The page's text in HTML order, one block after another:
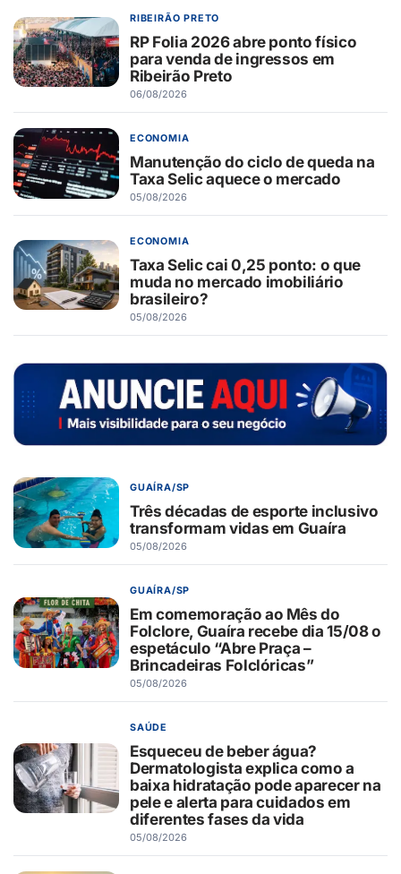
RIBEIRÃO PRETO
RP Folia 2026 abre ponto físico
para venda de ingressos em
Ribeirão Preto
06/08/2026
ECONOMIA
Manutenção do ciclo de queda na
Taxa Selic aquece o mercado
05/08/2026
ECONOMIA
Taxa Selic cai 0,25 ponto: o que
muda no mercado imobiliário
brasileiro?
05/08/2026
GUAÍRA/SP
Três décadas de esporte inclusivo
transformam vidas em Guaíra
05/08/2026
GUAÍRA/SP
Em comemoração ao Mês do
Folclore, Guaíra recebe dia 15/08 o
espetáculo “Abre Praça –
Brincadeiras Folclóricas”
05/08/2026
SAÚDE
Esqueceu de beber água?
Dermatologista explica como a
baixa hidratação pode aparecer na
pele e alerta para cuidados em
diferentes fases da vida
05/08/2026